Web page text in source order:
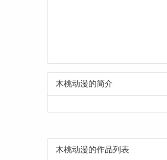
木桃动漫的简介
木桃动漫的作品列表